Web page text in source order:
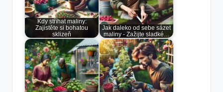
Kdy stříhat maliny:
Zajistěte si bohatou
sklizeň
Jak daleko od sebe sázet
maliny - Zažijte sladké…